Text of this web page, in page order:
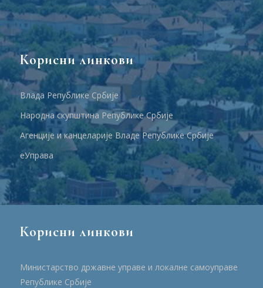
Корисни линкови
Влада Републике Србије
Народна скупштина Републике Србије
Агенције и канцеларије Владе Републике Србије
еУправа
Корисни линкови
Министарство државне управе и локалне самоуправе
Републике Србије